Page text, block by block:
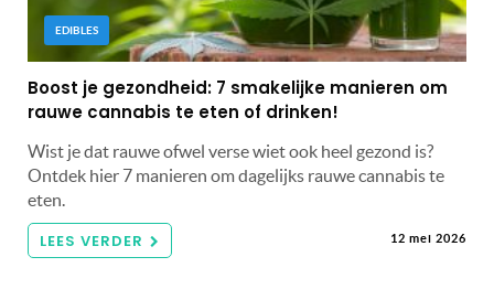
EDIBLES
Boost je gezondheid: 7 smakelijke manieren om
rauwe cannabis te eten of drinken!
Wist je dat rauwe ofwel verse wiet ook heel gezond is?
Ontdek hier 7 manieren om dagelijks rauwe cannabis te
eten.
LEES VERDER 12 mei 2026